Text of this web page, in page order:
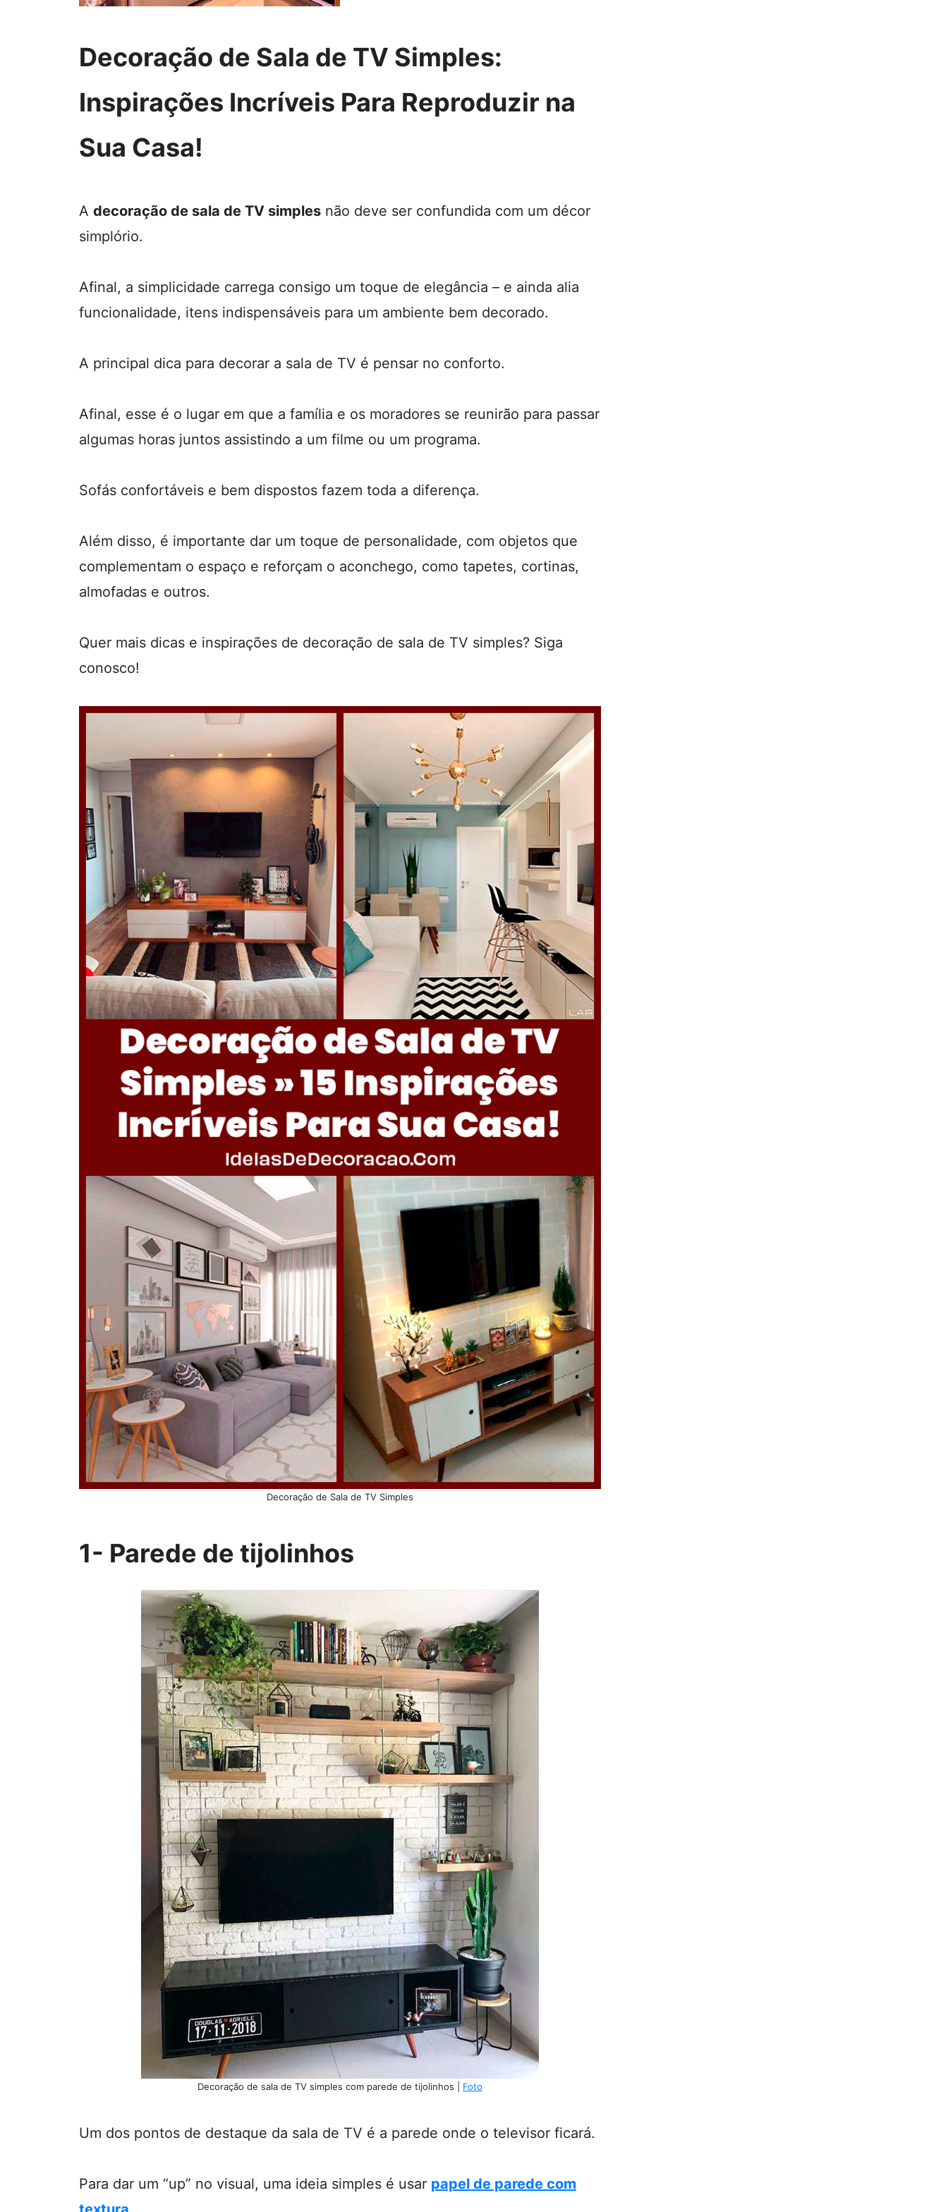
Decoração de Sala de TV Simples:
Inspirações Incríveis Para Reproduzir na
Sua Casa!
A decoração de sala de TV simples não deve ser confundida com um décor
simplório.
Afinal, a simplicidade carrega consigo um toque de elegância – e ainda alia
funcionalidade, itens indispensáveis para um ambiente bem decorado.
A principal dica para decorar a sala de TV é pensar no conforto.
Afinal, esse é o lugar em que a família e os moradores se reunirão para passar
algumas horas juntos assistindo a um filme ou um programa.
Sofás confortáveis e bem dispostos fazem toda a diferença.
Além disso, é importante dar um toque de personalidade, com objetos que
complementam o espaço e reforçam o aconchego, como tapetes, cortinas,
almofadas e outros.
Quer mais dicas e inspirações de decoração de sala de TV simples? Siga
conosco!
Decoração de Sala de TV Simples
1- Parede de tijolinhos
Decoração de sala de TV simples com parede de tijolinhos | Foto
Um dos pontos de destaque da sala de TV é a parede onde o televisor ficará.
Para dar um “up” no visual, uma ideia simples é usar papel de parede com